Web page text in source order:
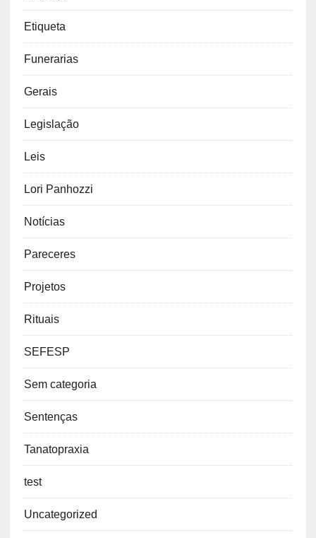
Etiqueta
Funerarias
Gerais
Legislação
Leis
Lori Panhozzi
Notícias
Pareceres
Projetos
Rituais
SEFESP
Sem categoria
Sentenças
Tanatopraxia
test
Uncategorized